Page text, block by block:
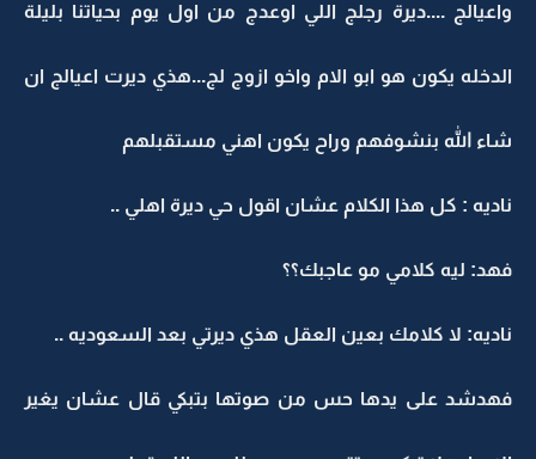
واعيالج ....ديرة رجلج اللي اوعدج من اول يوم بحياتنا بليلة
الدخله يكون هو ابو الام واخو ازوج لج...هذي ديرت اعيالج ان
شاء الله بنشوفهم وراح يكون اهني مستقبلهم
ناديه : كل هذا الكلام عشان اقول حي ديرة اهلي ..
فهد: ليه كلامي مو عاجبك؟؟
ناديه: لا كلامك بعين العقل هذي ديرتي بعد السعوديه ..
فهدشد على يدها حس من صوتها بتبكي قال عشان يغير